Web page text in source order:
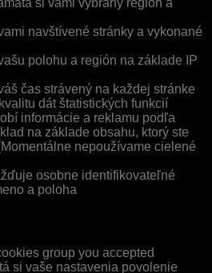
si vami vybraný región a
navštívené stránky a vykonané
polohu a región na základe IP
čas strávený na každej stránke
dát štatistických funkcií
informácie a reklamu podľa
na základe obsahu, ktorý ste
nepoužívame cielené
osobne identifikovateľné
a poloha
group you accepted
si vaše nastavenia povolenie